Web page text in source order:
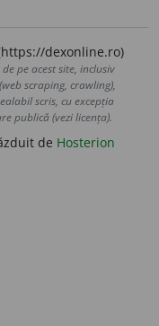
dexonline.ro)
pe acest site, inclusiv
scraping, crawling),
scris, cu excepția
publică (vezi licența).
de Hosterion